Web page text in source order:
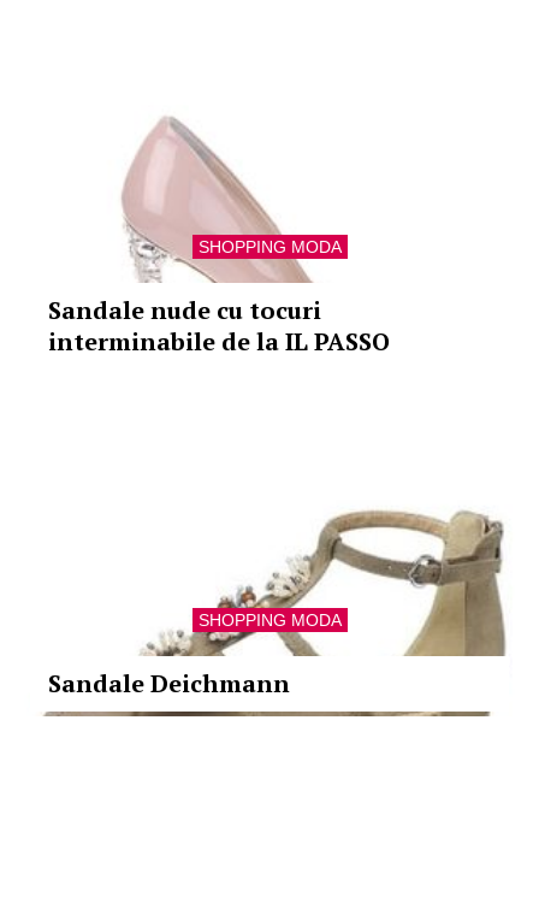
SHOPPING MODA
Sandale nude cu tocuri
interminabile de la IL PASSO
SHOPPING MODA
Sandale Deichmann